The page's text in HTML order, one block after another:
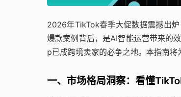
2026年TikTok春季大促数据震撼出
爆款案例背后，是AI智能运营带来的
p已成跨境卖家的必争之地。本指南
一、市场格局洞察：看懂